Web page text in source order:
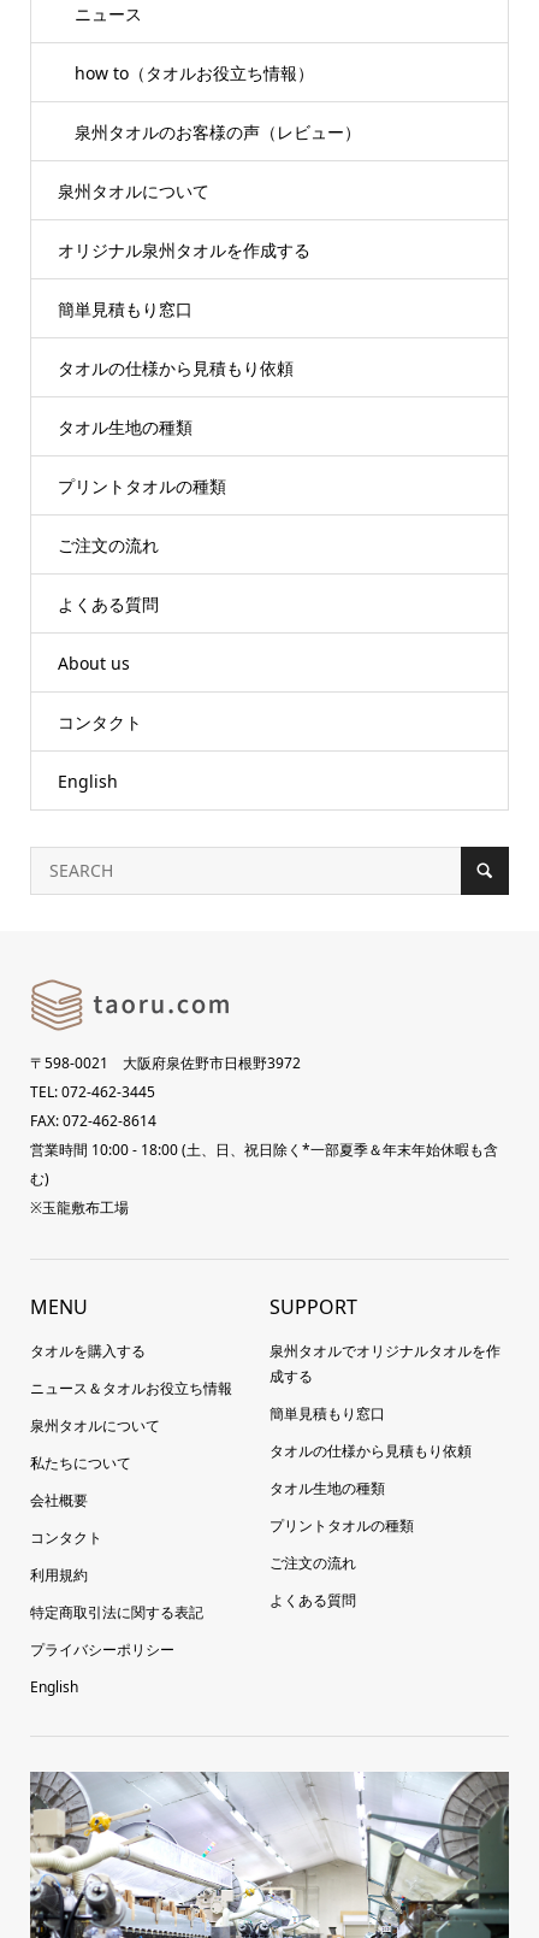
ニュース
how to（タオルお役立ち情報）
泉州タオルのお客様の声（レビュー）
泉州タオルについて
オリジナル泉州タオルを作成する
簡単見積もり窓口
タオルの仕様から見積もり依頼
タオル生地の種類
プリントタオルの種類
ご注文の流れ
よくある質問
About us
コンタクト
English
〒598-0021 大阪府泉佐野市日根野3972
TEL: 072-462-3445
FAX: 072-462-8614
営業時間 10:00 - 18:00 (土、日、祝日除く*一部夏季＆年末年始休暇も含
む)
※玉龍敷布工場
MENU
タオルを購入する
ニュース＆タオルお役立ち情報
泉州タオルについて
私たちについて
会社概要
コンタクト
利用規約
特定商取引法に関する表記
プライバシーポリシー
English
SUPPORT
泉州タオルでオリジナルタオルを作
成する
簡単見積もり窓口
タオルの仕様から見積もり依頼
タオル生地の種類
プリントタオルの種類
ご注文の流れ
よくある質問